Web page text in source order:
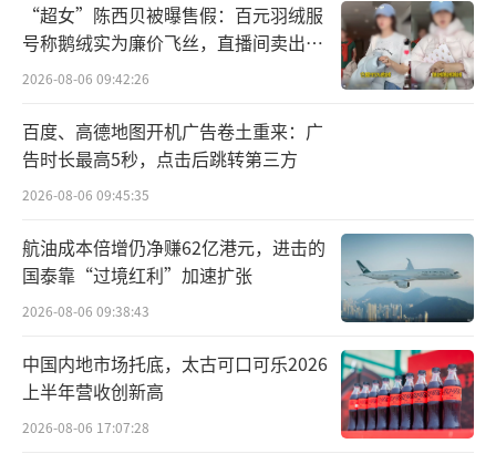
此外，社保、职业伤害保障等合规成本将
持续抬升行业底线，区域价格套利空间消失，
过去通达系单票毛利持续承压，2025年下
半年起价格修复红利逐步传导至利润端，圆通
作为直营中转网络完善的企业，网点管控能力
更强，利润兑现速度领先同行。
02AI数字化构降本增效
第二个增长原因是AI应用，这也是圆通区
别同行的核心竞争力。公司全面落地“一号工
“超女”陈西贝被曝售假：百元羽绒服
号称鹅绒实为廉价飞丝，直播间卖出超
百万元
2026-08-06 09:42:26
百度、高德地图开机广告卷土重来：广
告时长最高5秒，点击后跳转第三方
2026-08-06 09:45:35
航油成本倍增仍净赚62亿港元，进击的
国泰靠“过境红利”加速扩张
2026-08-06 09:38:43
中国内地市场托底，太古可口可乐2026
上半年营收创新高
2026-08-06 17:07:28